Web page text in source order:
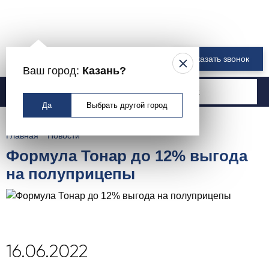
Ваш город: Казань?
Да Выбрать другой город
Заказать звонок
Москва
Главная Новости
Формула Тонар до 12% выгода
на полуприцепы
16.06.2022